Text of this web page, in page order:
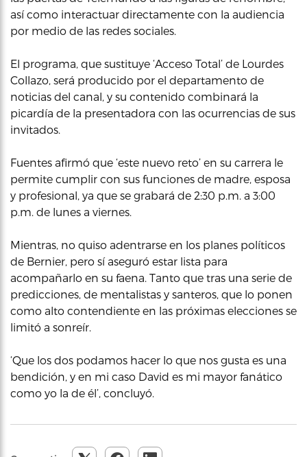
así como interactuar directamente con la audiencia
por medio de las redes sociales.
El programa, que sustituye ‘Acceso Total’ de Lourdes
Collazo, será producido por el departamento de
noticias del canal, y su contenido combinará la
picardía de la presentadora con las ocurrencias de sus
invitados.
Fuentes afirmó que ‘este nuevo reto’ en su carrera le
permite cumplir con sus funciones de madre, esposa
y profesional, ya que se grabará de 2:30 p.m. a 3:00
p.m. de lunes a viernes.
Mientras, no quiso adentrarse en los planes políticos
de Bernier, pero sí aseguró estar lista para
acompañarlo en su faena. Tanto que tras una serie de
predicciones, de mentalistas y santeros, que lo ponen
como alto contendiente en las próximas elecciones se
limitó a sonreír.
‘Que los dos podamos hacer lo que nos gusta es una
bendición, y en mi caso David es mi mayor fanático
como yo la de él’, concluyó.